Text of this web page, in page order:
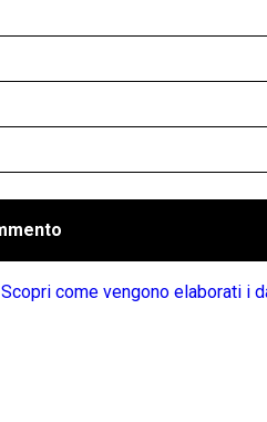
Scopri come vengono elaborati i